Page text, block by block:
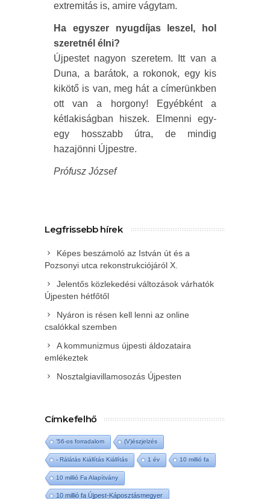
extremitás is, amire vágytam.
Ha egyszer nyugdíjas leszel, hol
szeretnél élni?
Újpestet nagyon szeretem. Itt van a
Duna, a barátok, a rokonok, egy kis
kikötő is van, meg hát a címerünkben
ott van a horgony! Egyébként a
kétlakiságban hiszek. Elmenni egy-
egy hosszabb útra, de mindig
hazajönni Újpestre.
Prófusz József
Legfrissebb hírek
Képes beszámoló az István út és a
Pozsonyi utca rekonstrukciójáról X.
Jelentős közlekedési változások várhatók
Újpesten hétfőtől
Nyáron is résen kell lenni az online
csalókkal szemben
A kommunizmus újpesti áldozataira
emlékeztek
Nosztalgiavillamosozás Újpesten
Címkefelhő
'56-os forradalom (V)észjelzés
- Rálátás Kiállítás Kiállítás 1 év 10 millió fa
10 millió Fa Alapítvány
10 millió fa Újpest-Káposztásmegyer